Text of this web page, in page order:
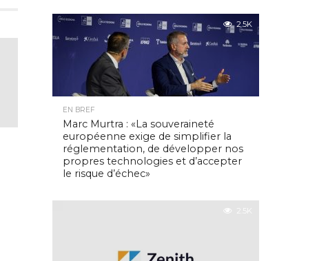
2.5K
EN BREF
Marc Murtra : «La souveraineté
européenne exige de simplifier la
réglementation, de développer nos
propres technologies et d’accepter
le risque d’échec»
2.5K